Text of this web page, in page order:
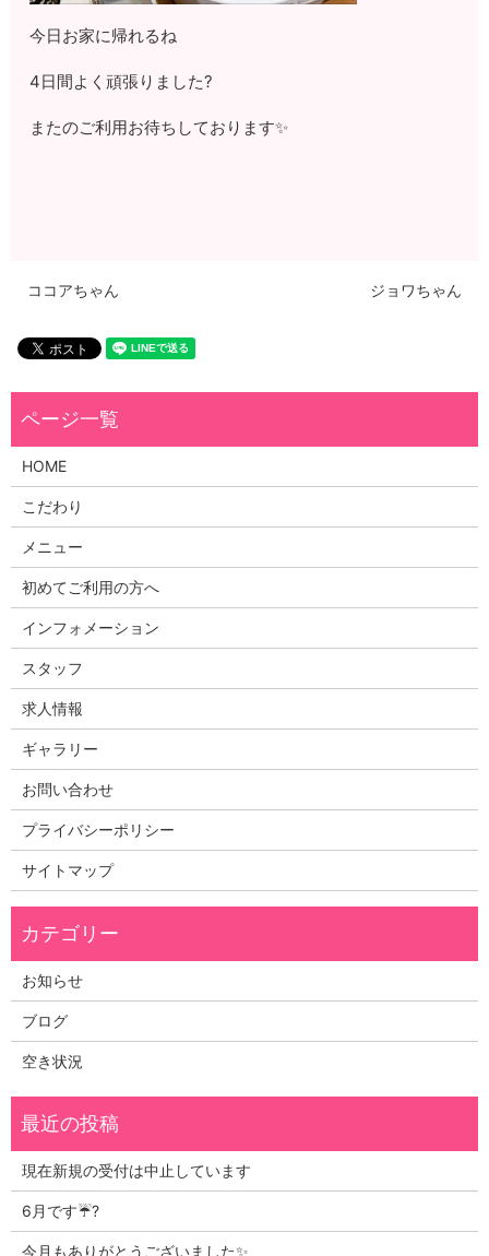
今日お家に帰れるね
4日間よく頑張りました?
またのご利用お待ちしております✨
ココアちゃん ジョワちゃん
HOME
こだわり
メニュー
初めてご利用の方へ
インフォメーション
スタッフ
求人情報
ギャラリー
お問い合わせ
プライバシーポリシー
サイトマップ
お知らせ
ブログ
空き状況
現在新規の受付は中止しています
6月です☔?
今月もありがとうございました✨